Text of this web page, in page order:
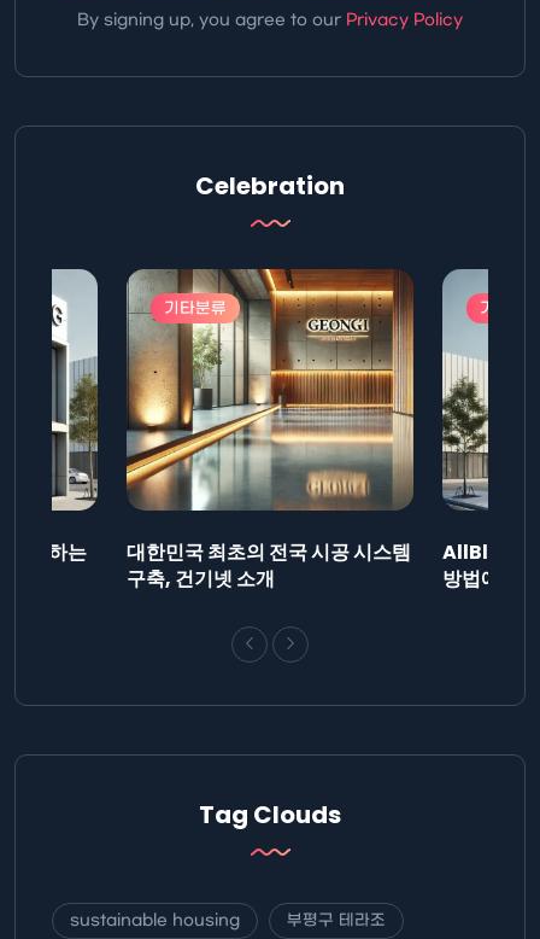
By signing up, you agree to our Privacy Policy
Celebration
제출하는
기타분류
대한민국 최초의 전국 시공 시스템
구축, 건기넷 소개
기타분
AllBlog에
방법에 대
Tag Clouds
sustainable housing 부평구 테라조